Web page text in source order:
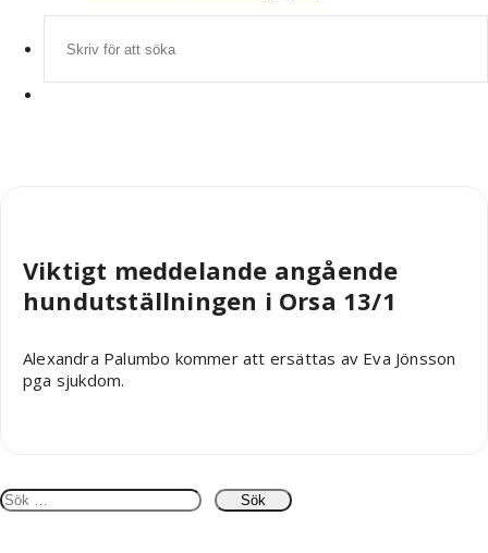
efter:
Viktigt meddelande angående
hundutställningen i Orsa 13/1
Alexandra Palumbo kommer att ersättas av Eva Jönsson
pga sjukdom.
Sök